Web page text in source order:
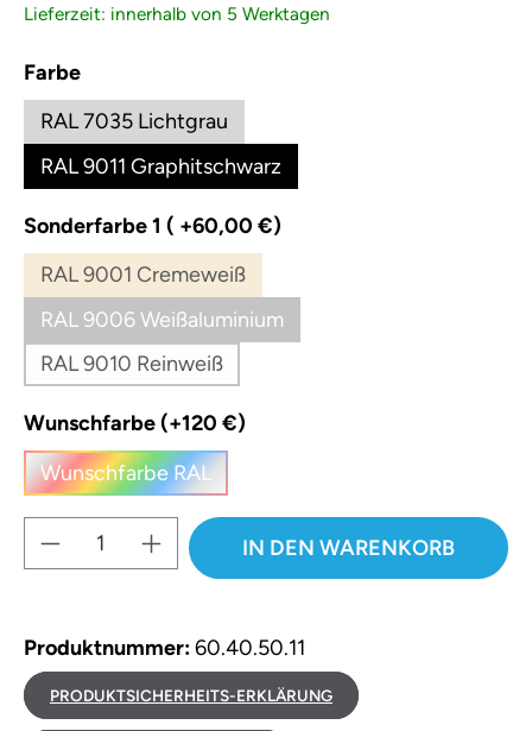
Lieferzeit: innerhalb von 5 Werktagen
Farbeauswählen
RAL 7035 Lichtgrau
RAL 9011 Graphitschwarz
Sonderfarbe 1 ( +60,00 €)
RAL 9001 Cremeweiß
(Diese Option ist zurzeit nicht verfügbar.)
RAL 9006 Weißaluminium
RAL 9010 Reinweiß
(Diese Option ist zurzeit nicht verfügbar.)
Wunschfarbe (+120 €)
Wunschfarbe RAL
(Diese Option ist zurzeit nicht verfügbar.)
Produkt Anzahl: Gib denIN DEN WARENKORB
Produktnummer:60.40.50.11
PRODUKTSICHERHEITS-ERKLÄRUNG